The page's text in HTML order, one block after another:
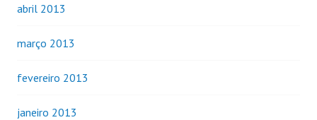
abril 2013
março 2013
fevereiro 2013
janeiro 2013